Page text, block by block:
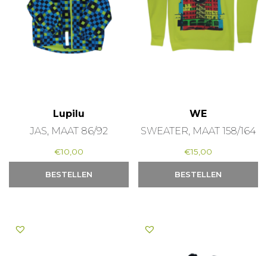
Lupilu
JAS, MAAT 86/92
€10,00
BESTELLEN
WE
SWEATER, MAAT 158/164
€15,00
BESTELLEN